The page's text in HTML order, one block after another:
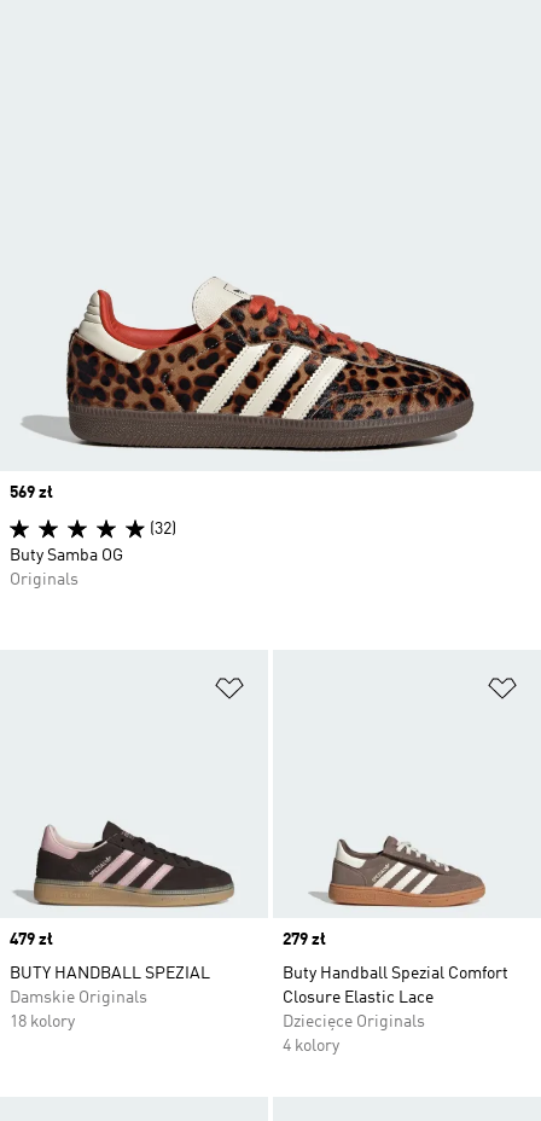
Price
479 zł
BUTY HANDBALL SPEZIAL
Damskie Originals
18 kolory
Price
279 zł
Buty Handball Spezial Comfort
Closure Elastic Lace
Dziecięce Originals
4 kolory
Price
569 zł
(32)
Buty Samba OG
Originals